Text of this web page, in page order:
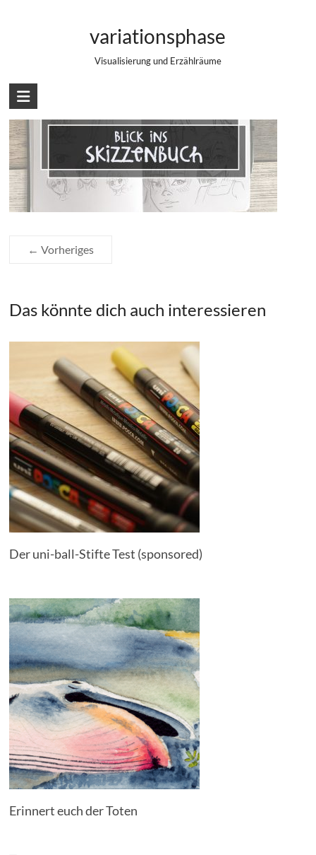
variationsphase
Visualisierung und Erzählräume
Blick ins Skizzenbuch – März 2020
← Vorheriges
Das könnte dich auch interessieren
Der uni-ball-Stifte Test (sponsored)
Erinnert euch der Toten